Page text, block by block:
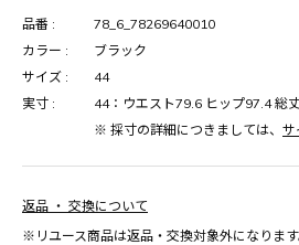
品番 :
78_6_78269640010
カラー :
ブラック
サイズ :
44
実寸 :
44：ウエスト79.6 ヒップ97.4 総
※ 採寸の詳細につきましては、 サ
返品 ・ 交換について
※リユース商品は返品・交換対象外になります